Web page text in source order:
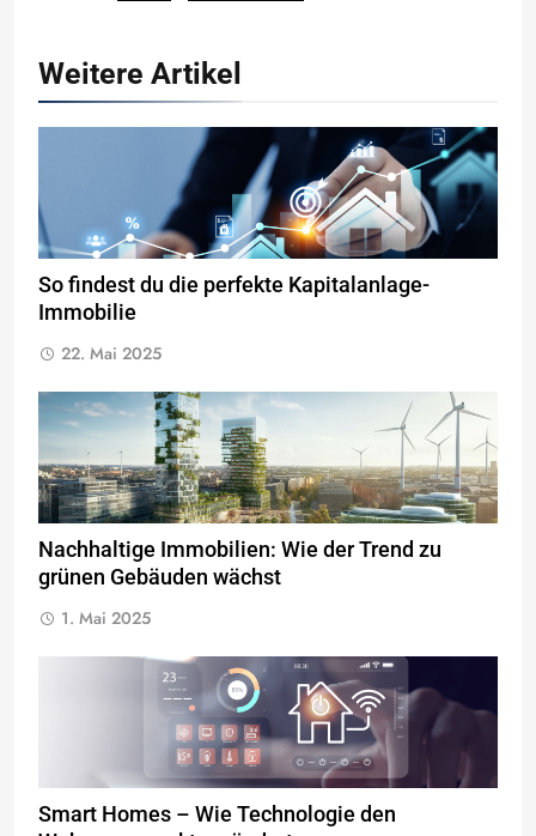
Weitere Artikel
So findest du die perfekte Kapitalanlage-
Immobilie
22. Mai 2025
Nachhaltige Immobilien: Wie der Trend zu
grünen Gebäuden wächst
1. Mai 2025
Smart Homes – Wie Technologie den